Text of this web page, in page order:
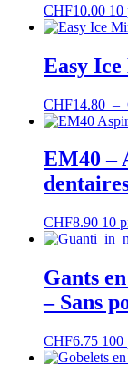
CHF10.00 10
Easy
CHF14.80 –
EM40 –
CHF8.90 10
Gants
– Sans
CHF6.75 100